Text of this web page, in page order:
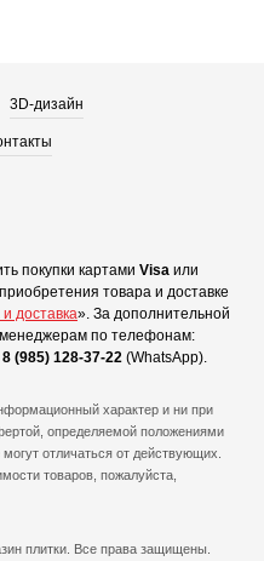
3D-дизайн
покупки картами Visa или
товара и доставке
доставка». За дополнительной
по телефонам:
8 (985) 128-37-22 (WhatsApp).
характер и ни при
определяемой положениями
отличаться от действующих.
товаров, пожалуйста,
плитки. Все права защищены.